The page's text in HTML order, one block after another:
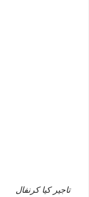
تاجير كيا كرنفال